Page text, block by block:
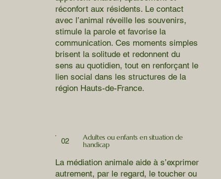
réconfort aux résidents. Le contact
avec l’animal réveille les souvenirs,
stimule la parole et favorise la
communication. Ces moments simples
brisent la solitude et redonnent du
sens au quotidien, tout en renforçant le
lien social dans les structures de la
région Hauts-de-France.
02
Adultes ou enfants en situation de
handicap
La médiation animale aide à s’exprimer
autrement, par le regard, le toucher ou